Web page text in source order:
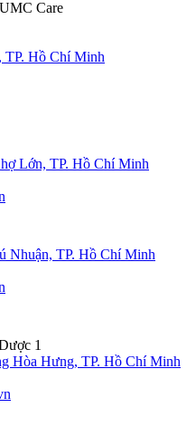
Care
TP. Hồ Chí Minh
Lớn, TP. Hồ Chí Minh
Nhuận, TP. Hồ Chí Minh
1
Hòa Hưng, TP. Hồ Chí Minh